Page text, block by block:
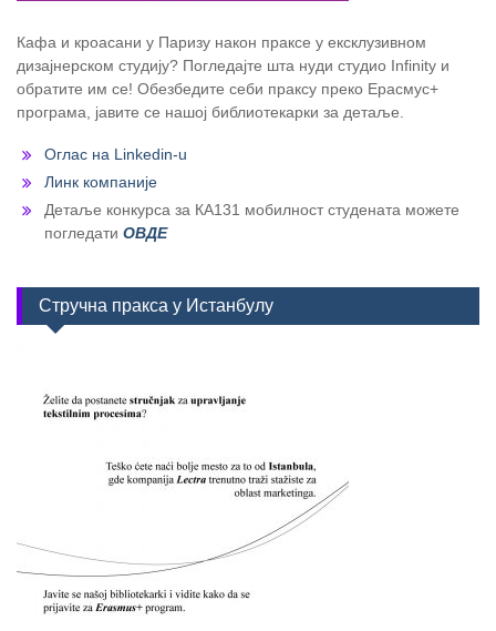
Кафа и кроасани у Паризу након праксе у ексклузивном
дизајнерском студију? Погледајте шта нуди студио Infinity и
обратите им се! Обезбедите себи праксу преко Ерасмус+
програма, јавите се нашој библиотекарки за детаље.
Оглас на Linkedin-u
Линк компаније
Детаље конкурса за КА131 мобилност студената можете
погледати ОВДЕ
Стручна пракса у Истанбулу